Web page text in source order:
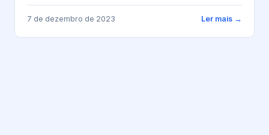
7 de dezembro de 2023 Ler mais →